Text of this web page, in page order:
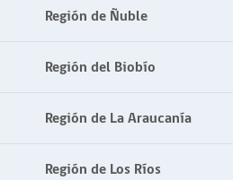
Región de Ñuble
Región del Biobío
Región de La Araucanía
Región de Los Ríos